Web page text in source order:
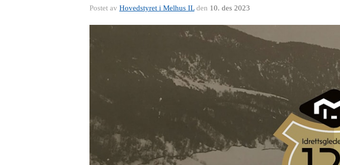
Postet av Hovedstyret i Melhus ILden 10. des 2023